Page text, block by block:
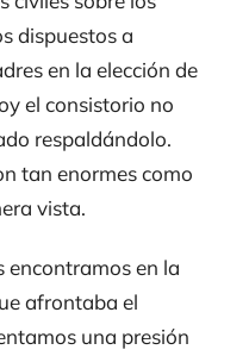
dispuestos a
en la elección de
el consistorio no
respaldándolo.
tan enormes como
vista.
encontramos en la
afrontaba el
una presión